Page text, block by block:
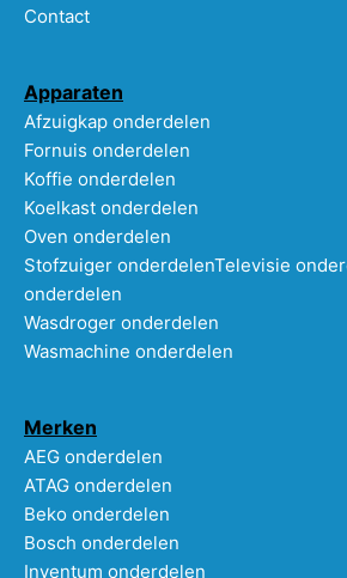
Contact
Apparaten
Afzuigkap onderdelen
Fornuis onderdelen
Koffie onderdelen
Koelkast onderdelen
Oven onderdelen
Stofzuiger onderdelenTelevisie
onderdelen
Wasdroger onderdelen
Wasmachine onderdelen
Merken
AEG onderdelen
ATAG onderdelen
Beko onderdelen
Bosch onderdelen
Inventum onderdelen